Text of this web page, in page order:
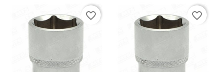
favorite_border favorite_border